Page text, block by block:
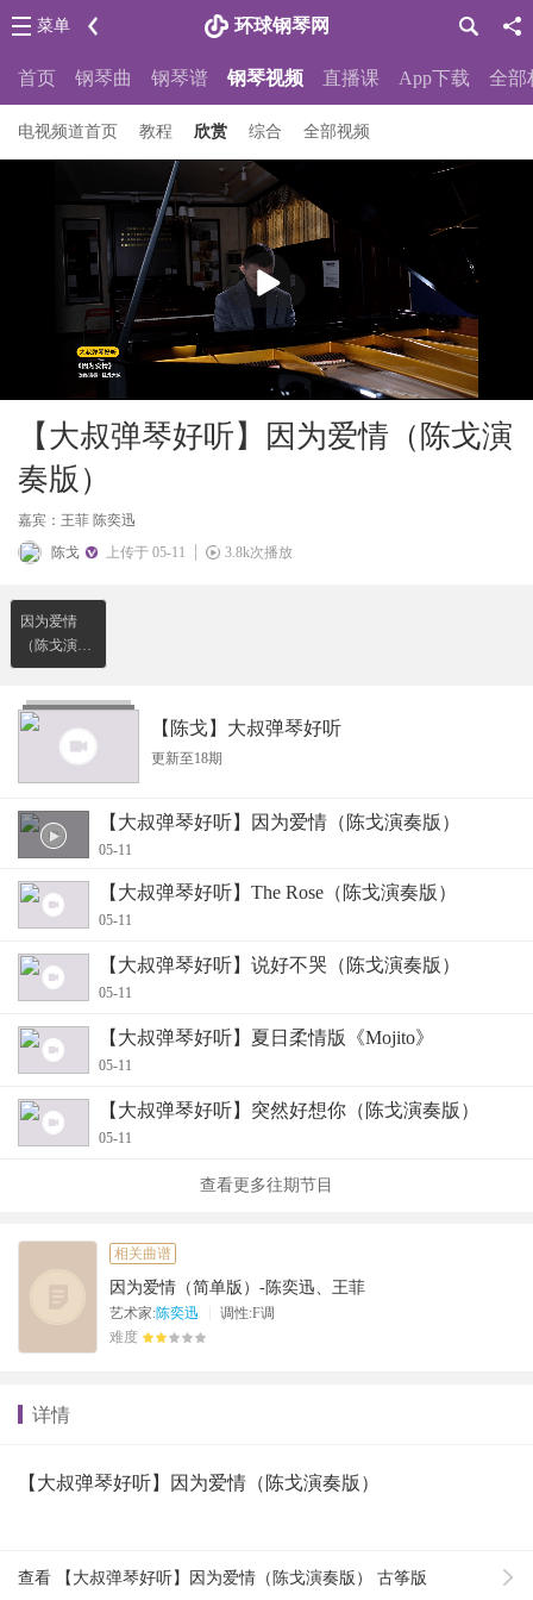
环球钢琴网
菜单
首页 钢琴曲 钢琴谱 钢琴视频 直播课 App下载 全部
电视频道首页 教程 欣赏 综合 全部视频
播
放
【大叔弹琴好听】因为爱情（陈戈演
奏版）
嘉宾：王菲 陈奕迅
陈戈
上传于 05-11 3.8k次播放
因为爱情
（陈戈演奏
版）
【陈戈】大叔弹琴好听
更新至18期
【大叔弹琴好听】因为爱情（陈戈演奏版）
05-11
【大叔弹琴好听】The Rose（陈戈演奏版）
05-11
【大叔弹琴好听】说好不哭（陈戈演奏版）
05-11
【大叔弹琴好听】夏日柔情版《Mojito》
05-11
【大叔弹琴好听】突然好想你（陈戈演奏版）
05-11
查看更多往期节目
相关曲谱
因为爱情（简单版）-陈奕迅、王菲
艺术家:陈奕迅
调性:F调
难度
详情
【大叔弹琴好听】因为爱情（陈戈演奏版）
查看 【大叔弹琴好听】因为爱情（陈戈演奏版） 古筝版